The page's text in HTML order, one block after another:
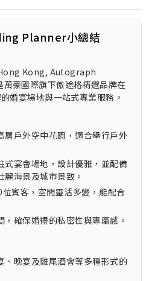
Planner小總結
Kong, Autograph
豪國際旗下傲途格精選品牌在
婚宴場地與一站式專業服務。
層戶外空中花園，適合舉行戶外
式宴會場地，設計優雅，並配備
海景及城市景致。
賓客，空間靈活多變，能配合
確保婚禮的私密性與專屬感。
、晚宴及雞尾酒會等多種形式的